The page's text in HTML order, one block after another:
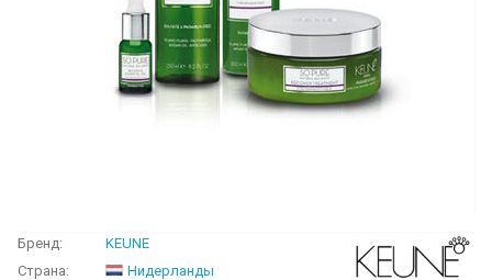
Бренд:
KEUNE
Страна:
Нидерланды